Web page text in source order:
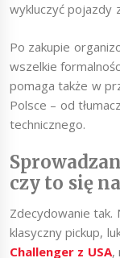
wykluczyć pojazdy
Po zakupie
wszelkie
pomaga także w
Polsce – od
technicznego.
czy to się
Zdecydowanie tak.
klasyczny pickup,
Challenger z USA,